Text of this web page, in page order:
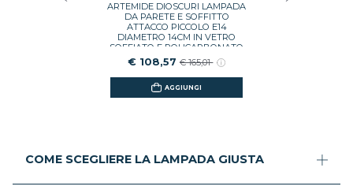
ARTEMIDE DIOSCURI LAMPADA
DA PARETE E SOFFITTO
ATTACCO PICCOLO E14
DIAMETRO 14CM IN VETRO
SOFFIATO E POLICARBONATO
COLORE BIANCO 1039110A
€ 108,57 € 165,01
AGGIUNGI
COME SCEGLIERE LA LAMPADA GIUSTA